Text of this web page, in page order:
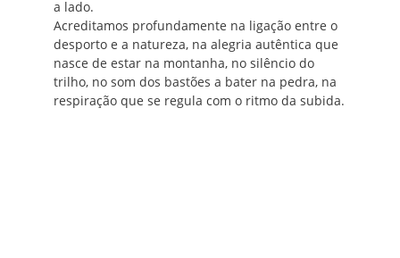
a lado.
Acreditamos profundamente na ligação entre o
desporto e a natureza, na alegria autêntica que
nasce de estar na montanha, no silêncio do
trilho, no som dos bastões a bater na pedra, na
respiração que se regula com o ritmo da subida.